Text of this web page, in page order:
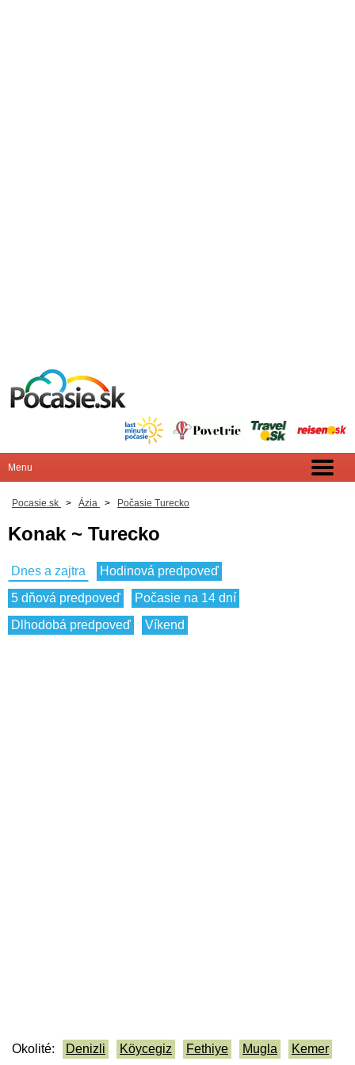
Pocasie.sk > Ázia > Počasie Turecko
Konak ~ Turecko
Dnes a zajtra
Hodinová predpoveď
5 dňová predpoveď
Počasie na 14 dní
Dlhodobá predpoveď
Víkend
Okolité: Denizli Köycegiz Fethiye Mugla
Kemer